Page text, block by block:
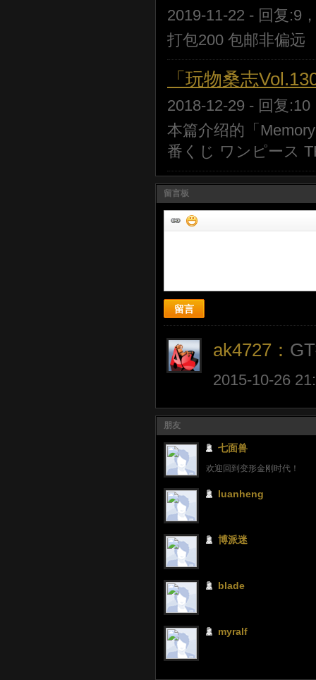
2019-11-22 - 回复:9
打包200 包邮非偏远
「玩物桑志
2018-12-29 - 回复
本篇介绍的「
番くじ ワンピース
留言板
留言
ak4727：
2015-10-26
朋友
七面兽
欢迎回到变形金刚时代！
luanheng
博派迷
blade
myralf